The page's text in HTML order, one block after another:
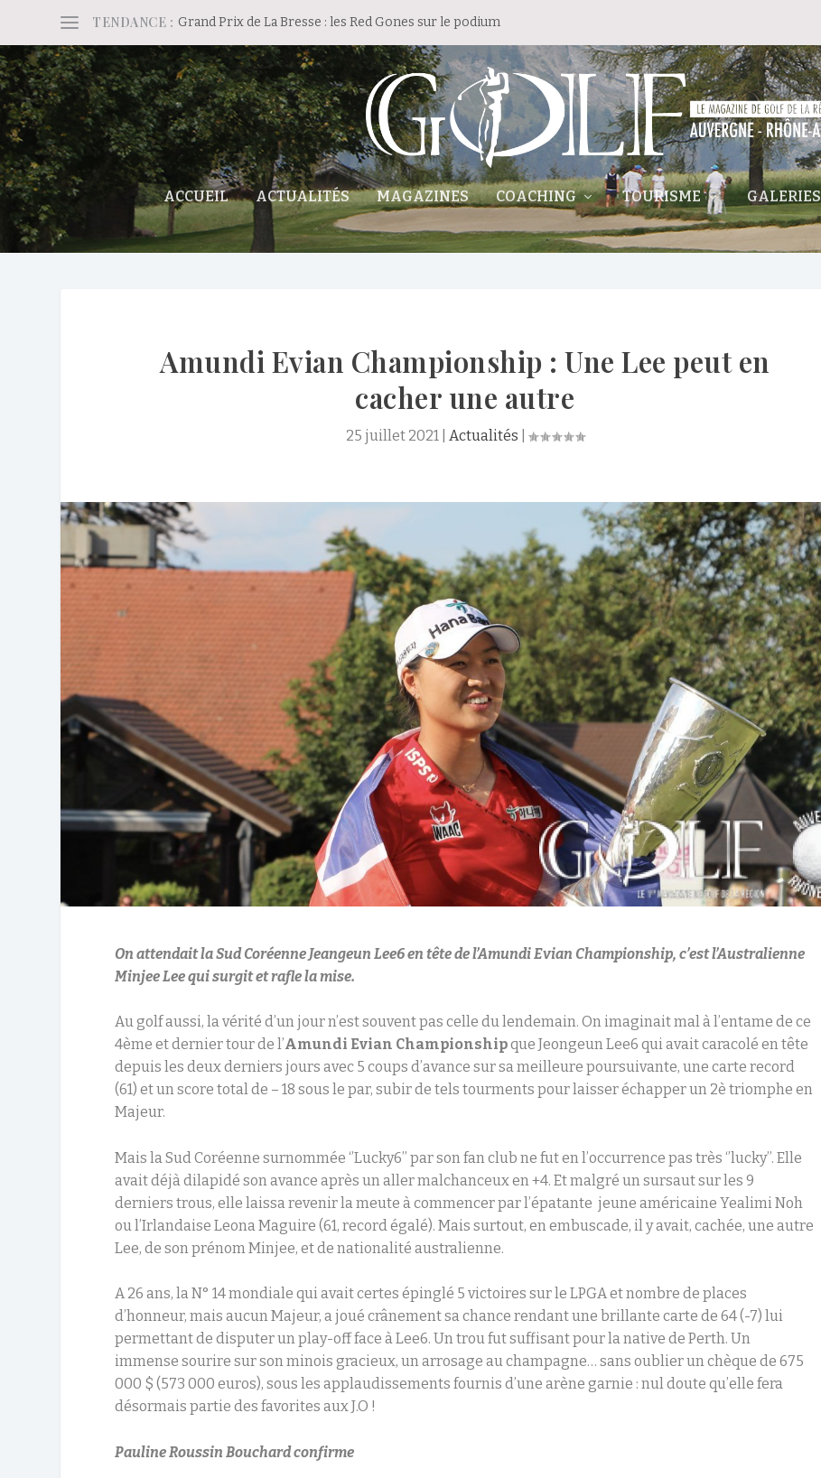
TENDANCE : Grand Prix de La Bresse : les Red Gones sur le podium
ACCUEIL ACTUALITÉS MAGAZINES COACHING TOURISME GALERIES
Amundi Evian Championship : Une Lee peut en
cacher une autre
25 juillet 2021| Actualités
On attendait la Sud Coréenne Jeangeun Lee6 en tête de l’Amundi Evian Championship, c’est l’Australienne
Minjee Lee qui surgit et rafle la mise.
Au golf aussi, la vérité d’un jour n’est souvent pas celle du lendemain. On imaginait mal à l’entame de ce
4ème et dernier tour de l’Amundi Evian Championshipque Jeongeun Lee6 qui avait caracolé en tête
depuis les deux derniers jours avec 5 coups d’avance sur sa meilleure poursuivante, une carte record
(61) et un score total de – 18 sous le par, subir de tels tourments pour laisser échapper un 2è triomphe en
Majeur.
Mais la Sud Coréenne surnommée ‘’Lucky6’’ par son fan club ne fut en l’occurrence pas très ‘’lucky’’. Elle
avait déjà dilapidé son avance après un aller malchanceux en +4. Et malgré un sursaut sur les 9
derniers trous, elle laissa revenir la meute à commencer par l’épatante jeune américaine Yealimi Noh
ou l’Irlandaise Leona Maguire (61, record égalé). Mais surtout, en embuscade, il y avait, cachée, une autre
Lee, de son prénom Minjee, et de nationalité australienne.
A 26 ans, la N° 14 mondiale qui avait certes épinglé 5 victoires sur le LPGA et nombre de places
d’honneur, mais aucun Majeur, a joué crânement sa chance rendant une brillante carte de 64 (-7) lui
permettant de disputer un play-off face à Lee6. Un trou fut suffisant pour la native de Perth. Un
immense sourire sur son minois gracieux, un arrosage au champagne… sans oublier un chèque de 675
000 $ (573 000 euros), sous les applaudissements fournis d’une arène garnie : nul doute qu’elle fera
désormais partie des favorites aux J.O !
Pauline Roussin Bouchard confirme